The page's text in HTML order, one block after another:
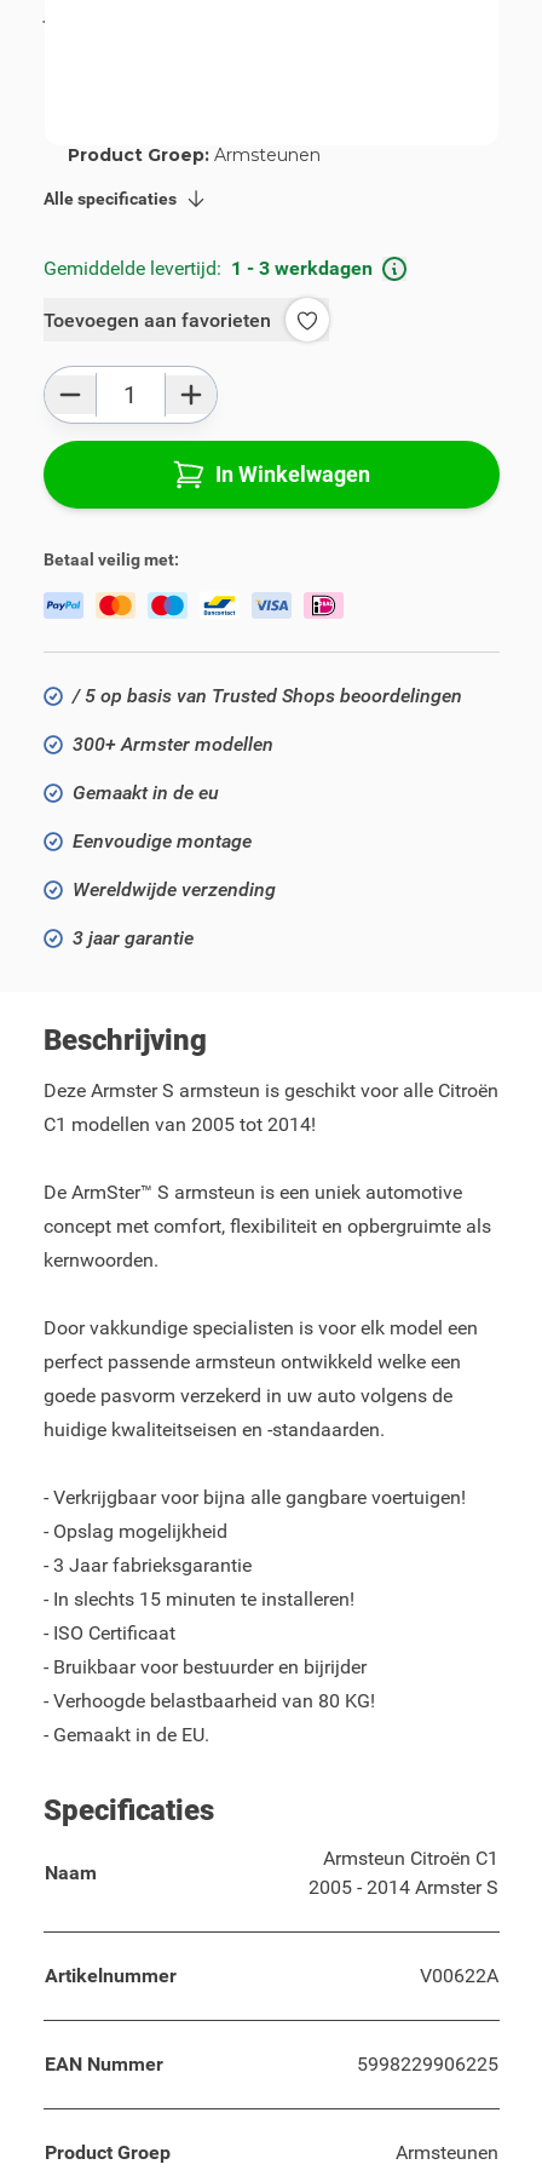
€ 89,00
Product Groep: Armsteunen
Alle specificaties
Gemiddelde levertijd: 1 - 3 werkdagen
Toevoegen aan favorieten
Aantal
In Winkelwagen
Betaal veilig met:
/ 5 op basis van Trusted Shops beoordelingen
300+ Armster modellen
Gemaakt in de eu
Eenvoudige montage
Wereldwijde verzending
3 jaar garantie
Beschrijving
Deze Armster S armsteun is geschikt voor alle Citroën
C1 modellen van 2005 tot 2014!
De ArmSter™ S armsteun is een uniek automotive
concept met comfort, flexibiliteit en opbergruimte als
kernwoorden.
Door vakkundige specialisten is voor elk model een
perfect passende armsteun ontwikkeld welke een
goede pasvorm verzekerd in uw auto volgens de
huidige kwaliteitseisen en -standaarden.
- Verkrijgbaar voor bijna alle gangbare voertuigen!
- Opslag mogelijkheid
- 3 Jaar fabrieksgarantie
- In slechts 15 minuten te installeren!
- ISO Certificaat
- Bruikbaar voor bestuurder en bijrijder
- Verhoogde belastbaarheid van 80 KG!
- Gemaakt in de EU.
Specificaties
Naam
Armsteun Citroën C1
2005 - 2014 Armster S
Artikelnummer V00622A
EAN Nummer 5998229906225
Product Groep Armsteunen